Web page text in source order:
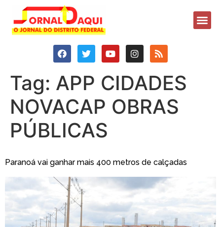
Tag: APP CIDADES
NOVACAP OBRAS
PÚBLICAS
Paranoá vai ganhar mais 400 metros de calçadas